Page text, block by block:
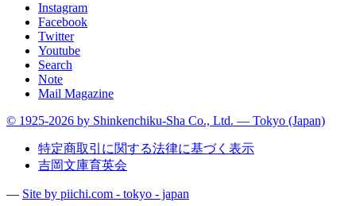
Instagram
Facebook
Twitter
Youtube
Search
Note
Mail Magazine
© 1925-2026 by Shinkenchiku-Sha Co., Ltd. — Tokyo (Japan)
特定商取引に関する法律に基づく表示
吉岡文庫育英会
— Site by piichi.com - tokyo - japan